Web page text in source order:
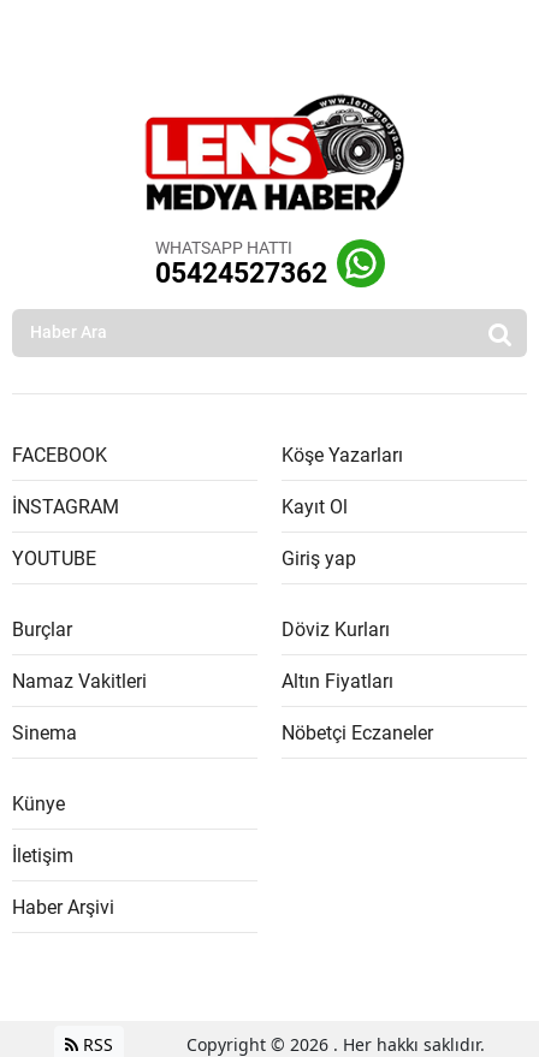
WHATSAPP HATTI
05424527362
FACEBOOK
İNSTAGRAM
YOUTUBE
Köşe Yazarları
Kayıt Ol
Giriş yap
Burçlar
Namaz Vakitleri
Sinema
Döviz Kurları
Altın Fiyatları
Nöbetçi Eczaneler
Künye
İletişim
Haber Arşivi
RSS Copyright © 2026 . Her hakkı saklıdır.